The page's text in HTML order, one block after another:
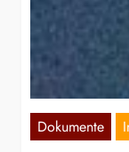
Dokumente